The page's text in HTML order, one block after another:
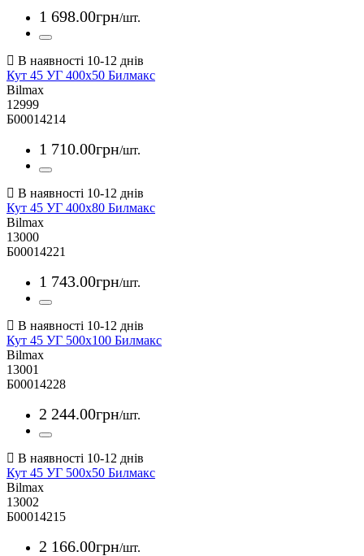
1 698.00грн/шт.
Кут 45 УГ 400х50 Билмакс
Bilmax
12999
Б00014214
1 710.00грн/шт.
Кут 45 УГ 400х80 Билмакс
Bilmax
13000
Б00014221
1 743.00грн/шт.
Кут 45 УГ 500х100 Билмакс
Bilmax
13001
Б00014228
2 244.00грн/шт.
Кут 45 УГ 500х50 Билмакс
Bilmax
13002
Б00014215
2 166.00грн/шт.